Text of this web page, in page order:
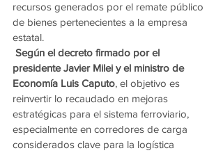
recursos generados por el remate público
de bienes pertenecientes a la empresa
estatal.
Según el decreto firmado por el
presidente Javier Milei y el ministro de
Economía Luis Caputo, el objetivo es
reinvertir lo recaudado en mejoras
estratégicas para el sistema ferroviario,
especialmente en corredores de carga
considerados clave para la logística